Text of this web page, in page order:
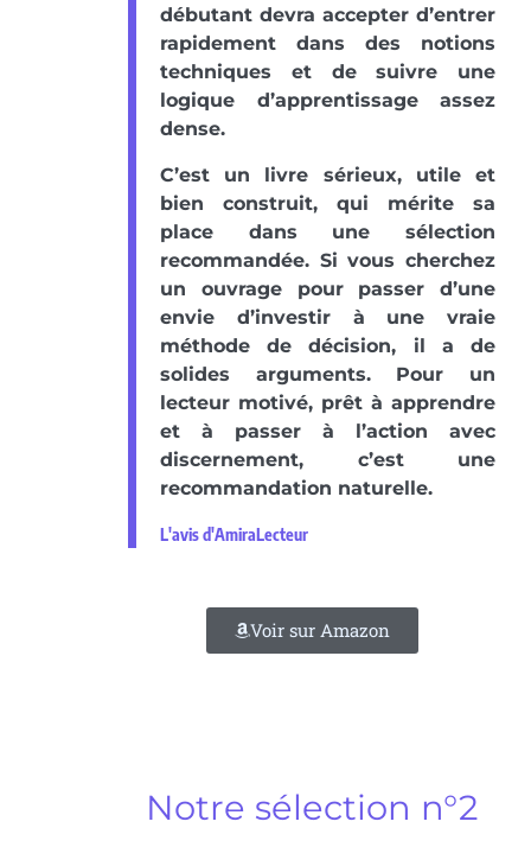
débutant devra accepter d’entrer
rapidement dans des notions
techniques et de suivre une
logique d’apprentissage assez
dense.
C’est un livre sérieux, utile et
bien construit, qui mérite sa
place dans une sélection
recommandée. Si vous cherchez
un ouvrage pour passer d’une
envie d’investir à une vraie
méthode de décision, il a de
solides arguments. Pour un
lecteur motivé, prêt à apprendre
et à passer à l’action avec
discernement, c’est une
recommandation naturelle.
L'avis d'AmiraLecteur
Voir sur Amazon
Notre sélection n°2